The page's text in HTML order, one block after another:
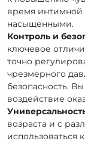
время интимной
насыщенными.
Контроль и
ключевое
точно
чрезмерного
безопасность.
воздействие
возраста и с
использоваться